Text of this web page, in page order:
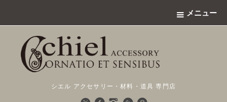
メニュー
シエル アクセサリー・材料・道具 専門店